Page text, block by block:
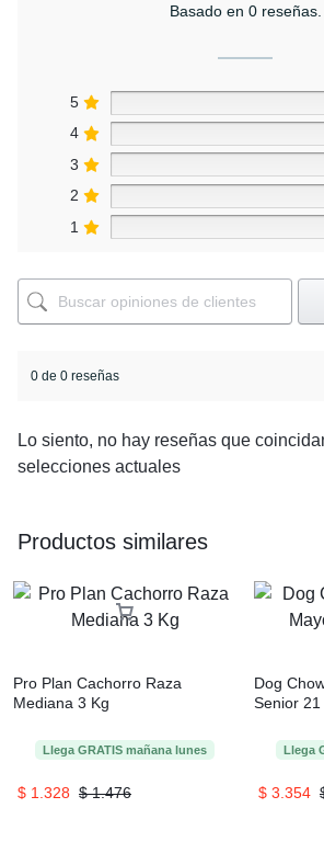
Basado en 0 reseñas.
5
4
3
2
1
0 de 0 reseñas
Lo siento, no hay reseñas que
selecciones actuales
Productos similares
Pro Plan Cachorro Raza
Mediana 3 Kg
Llega GRATIS mañana lunes
$1.476
$ 1.328
Dog
Senior 21
Llega
$ 3.354